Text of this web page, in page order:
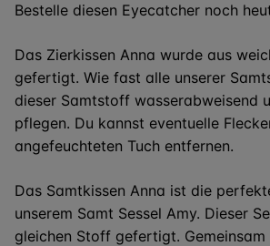
Bestelle diesen Eyecatcher noch
Das Zierkissen Anna wurde aus
gefertigt. Wie fast alle unserer
dieser Samtstoff wasserabweisend
pflegen. Du kannst eventuelle
angefeuchteten Tuch entfernen.
Das Samtkissen Anna ist die
unserem Samt Sessel Amy. Dieser
gleichen Stoff gefertigt.